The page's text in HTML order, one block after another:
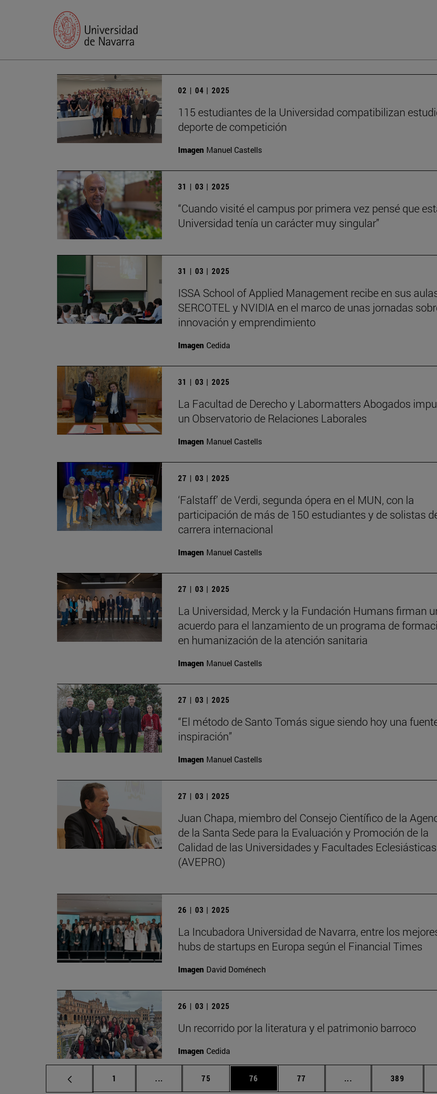
02 | 04 | 2025
115 estudiantes de la Universidad compatibilizan
deporte de competición
Imagen Manuel Castells
31 | 03 | 2025
“Cuando visité el campus por primera vez pensé que
Universidad tenía un carácter muy singular”
31 | 03 | 2025
ISSA School of Applied Management recibe en sus
SERCOTEL y NVIDIA en el marco de unas jornadas
innovación y emprendimiento
Imagen Cedida
31 | 03 | 2025
La Facultad de Derecho y Labormatters Abogados
un Observatorio de Relaciones Laborales
Imagen Manuel Castells
27 | 03 | 2025
‘Falstaff’ de Verdi, segunda ópera en el MUN, con la
participación de más de 150 estudiantes y de solistas
carrera internacional
Imagen Manuel Castells
27 | 03 | 2025
La Universidad, Merck y la Fundación Humans firman
acuerdo para el lanzamiento de un programa de
en humanización de la atención sanitaria
Imagen Manuel Castells
27 | 03 | 2025
“El método de Santo Tomás sigue siendo hoy una
inspiración”
Imagen Manuel Castells
27 | 03 | 2025
Juan Chapa, miembro del Consejo Científico de la
de la Santa Sede para la Evaluación y Promoción de la
Calidad de las Universidades y Facultades Eclesiásticas
(AVEPRO)
26 | 03 | 2025
La Incubadora Universidad de Navarra, entre los
hubs de startups en Europa según el Financial Times
Imagen David Doménech
26 | 03 | 2025
Un recorrido por la literatura y el patrimonio barroco
Imagen Cedida
Página
1 ... Páginas intermedias Use TAB para desplazarse.
Página
75 Página
76 Página
77 ... Páginas intermedias
Página
389